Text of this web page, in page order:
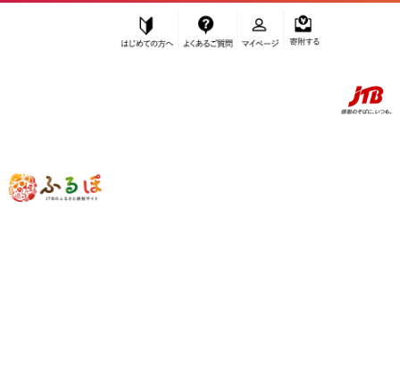
ふるぽ JTBのふるさと納税サイト
「ふるさと納税」TOP
みかん・柑橘類